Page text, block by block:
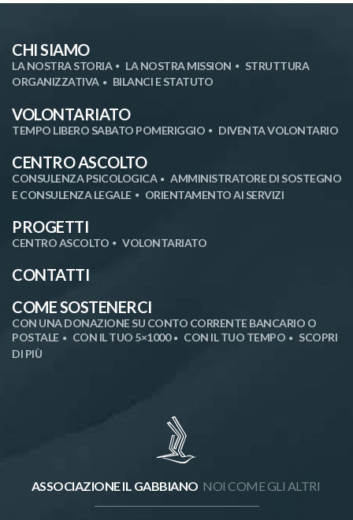
CHI SIAMO
LA NOSTRA STORIA LA NOSTRA MISSION
STRUTTURA
ORGANIZZATIVA
BILANCI E STATUTO
VOLONTARIATO
TEMPO LIBERO SABATO POMERIGGIO DIVENTA VOLONTARIO
CENTRO ASCOLTO
CONSULENZA PSICOLOGICA
AMMINISTRATORE DI SOSTEGNO
E CONSULENZA LEGALE
ORIENTAMENTO AI SERVIZI
PROGETTI
CENTRO ASCOLTO VOLONTARIATO
CONTATTI
COME SOSTENERCI
CON UNA DONAZIONE SU CONTO CORRENTE BANCARIO O
POSTALE
CON IL TUO 5×1000 CON IL TUO TEMPO
SCOPRI
DI PIÙ
ASSOCIAZIONE IL GABBIANO NOI COME GLI ALTRI